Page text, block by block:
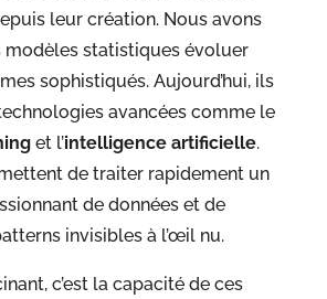
leur création. Nous avons
modèles statistiques évoluer
sophistiqués. Aujourd’hui, ils
avancées comme le
et l’intelligence artificielle.
de traiter rapidement un
de données et de
invisibles à l’œil nu.
c’est la capacité de ces